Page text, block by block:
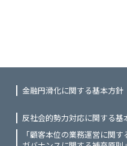
金融円滑化に関する基本方針
反社会的勢力対応に関する基
「顧客本位の業務運営に関